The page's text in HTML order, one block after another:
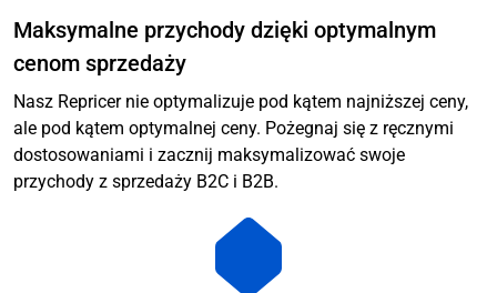
Maksymalne przychody dzięki optymalnym
cenom sprzedaży
Nasz Repricer nie optymalizuje pod kątem najniższej ceny,
ale pod kątem optymalnej ceny. Pożegnaj się z ręcznymi
dostosowaniami i zacznij maksymalizować swoje
przychody z sprzedaży B2C i B2B.